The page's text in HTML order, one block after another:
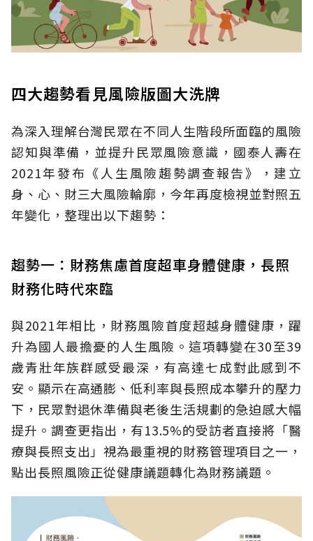
四大趨勢看見風險版圖大洗牌
為深入理解台灣民眾在不同人生階段所面臨的風險
認知與準備，並提升民眾風險意識，國泰人壽在
2021年發布《人生風險趨勢調查報告》，建立
身、心、財三大風險輪廓，今年再度檢視並對照五
年變化，整理出以下趨勢：
趨勢一：財務焦慮首度超車身體健康，長照
財務化時代來臨
與2021年相比，財務風險首度超越身體健康，躍
升為國人最擔憂的人生風險。這項轉變在30至39
歲青壯年族群感受最深，有高達七成對此感到不
安。顯示在高通膨、低利率與長照成本攀升的壓力
下，民眾對退休準備與老後生活規劃的急迫感大幅
提升。調查更指出，有13.5%的受訪者直接將「醫
療與長照支出」視為最重視的財務管理項目之一，
點出長照風險正從健康議題轉化為財務議題。